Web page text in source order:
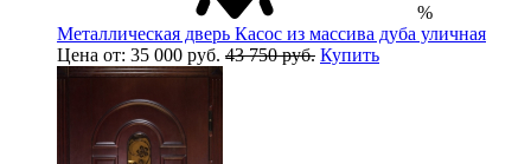
%
Металлическая дверь Касос из массива дуба уличная
Цена от: 35 000 руб. 43 750 руб. Купить